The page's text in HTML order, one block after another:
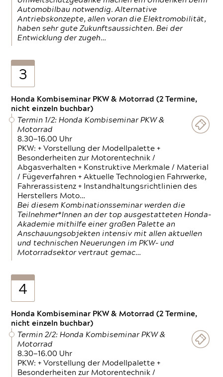
Automobilbau notwendig. Alternative
Antriebskonzepte, allen voran die Elektromobilität,
haben sehr gute Zukunftsaussichten. Bei der
Entwicklung der zugeh…
3
Honda Kombiseminar PKW & Motorrad (2 Termine,
nicht einzeln buchbar)
Termin 1/2: Honda Kombiseminar PKW &
Motorrad
8.30—16.00 Uhr
PKW: + Vorstellung der Modellpalette +
Besonderheiten zur Motorentechnik /
Abgasverhalten + Konstruktive Merkmale / Material
/ Fügeverfahren + Aktuelle Technologien Fahrwerke,
Fahrerassistenz + Instandhaltungsrichtlinien des
Herstellers Moto…
Bei diesem Kombinationsseminar werden die
Teilnehmer*Innen an der top ausgestatteten Honda-
Akademie mithilfe einer großen Palette an
Anschauungsobjekten intensiv mit allen aktuellen
und technischen Neuerungen im PKW- und
Motorradsektor vertraut gemac…
4
Honda Kombiseminar PKW & Motorrad (2 Termine,
nicht einzeln buchbar)
Termin 2/2: Honda Kombiseminar PKW &
Motorrad
8.30—16.00 Uhr
PKW: + Vorstellung der Modellpalette +
Besonderheiten zur Motorentechnik /